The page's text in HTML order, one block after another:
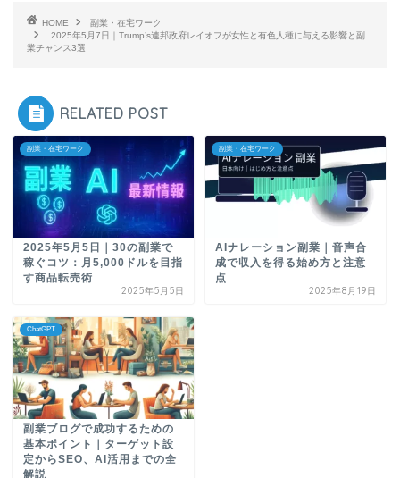
HOME
副業・在宅ワーク
2025年5月7日｜Trump’s連邦政府レイオフが女性と有色人種に与える影響と副
業チャンス3選
RELATED POST
副業・在宅ワーク
2025年5月5日｜30の副業で
稼ぐコツ：月5,000ドルを目指
す商品転売術
2025年5月5日
副業・在宅ワーク
AIナレーション副業｜音声合
成で収入を得る始め方と注意
点
2025年8月19日
ChatGPT
副業ブログで成功するための
基本ポイント｜ターゲット設
定からSEO、AI活用までの全
解説